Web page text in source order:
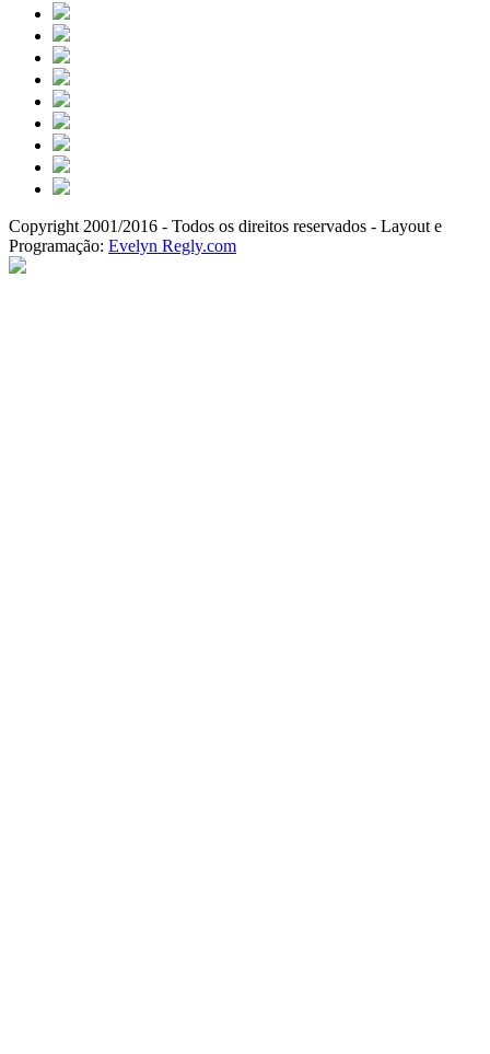
Copyright 2001/2016 - Todos os direitos reservados - Layout e
Programação: Evelyn Regly.com